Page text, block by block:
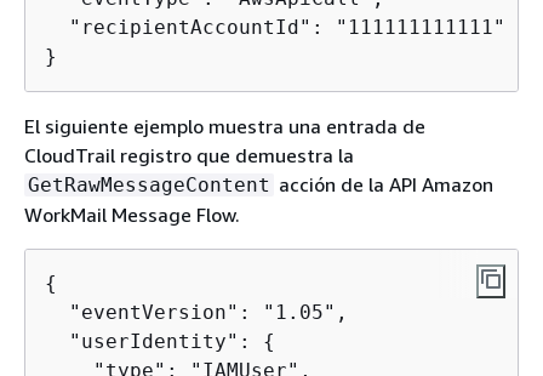
  "recipientAccountId": "111111111111"
}
El siguiente ejemplo muestra una entrada de
CloudTrail registro que demuestra la
GetRawMessageContent acción de la API Amazon
WorkMail Message Flow.
{
  "eventVersion": "1.05",
  "userIdentity":
{
    "type": "IAMUser",